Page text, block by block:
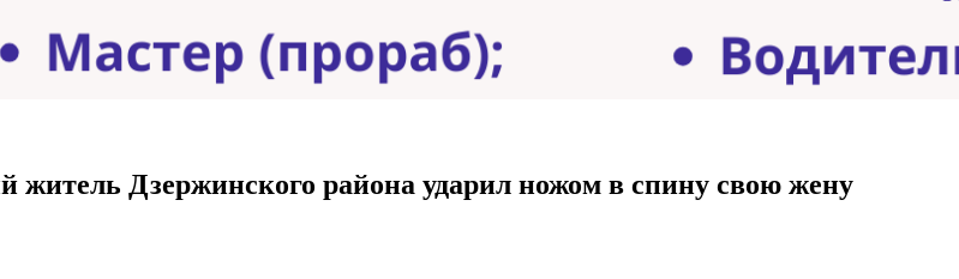
житель Дзержинского района ударил ножом в спину свою жену